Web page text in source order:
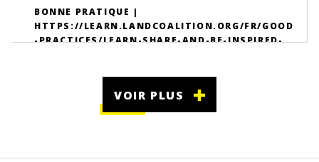
BONNE PRATIQUE |
HTTPS://LEARN.LANDCOALITION.ORG/FR/GOOD
-PRACTICES/LEARN-SHARE-AND-BE-INSPIRED-
VOIR PLUS